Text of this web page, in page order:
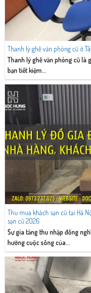
Thanh lý ghế văn phòng cũ ở
Thanh lý ghế văn phòng cũ là
bạn tiết kiệm...
Thu mua khách sạn cũ tại Hà
sạn cũ 2026
Sự gia tăng thu nhập đồng
hưởng cuộc sống của...